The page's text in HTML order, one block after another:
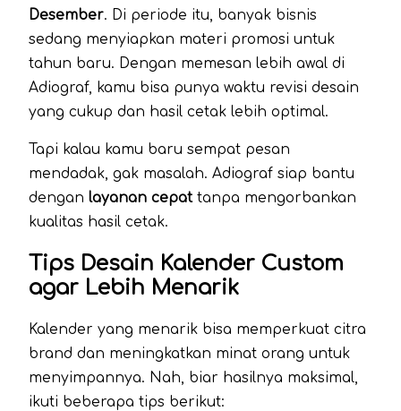
Desember. Di periode itu, banyak bisnis
sedang menyiapkan materi promosi untuk
tahun baru. Dengan memesan lebih awal di
Adiograf, kamu bisa punya waktu revisi desain
yang cukup dan hasil cetak lebih optimal.
Tapi kalau kamu baru sempat pesan
mendadak, gak masalah. Adiograf siap bantu
dengan layanan cepattanpa mengorbankan
kualitas hasil cetak.
Tips Desain Kalender Custom
agar Lebih Menarik
Kalender yang menarik bisa memperkuat citra
brand dan meningkatkan minat orang untuk
menyimpannya. Nah, biar hasilnya maksimal,
ikuti beberapa tips berikut: